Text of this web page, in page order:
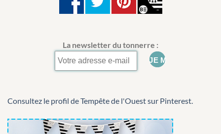
La newsletter du tonnerre :
Consultez le profil de Tempête de l'Ouest sur Pinterest.